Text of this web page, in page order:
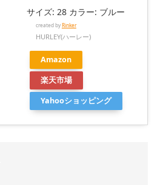
サイズ: 28 カラー: ブルー
created byRinker
HURLEY(ハーレー)
Amazon
楽天市場
Yahooショッピング